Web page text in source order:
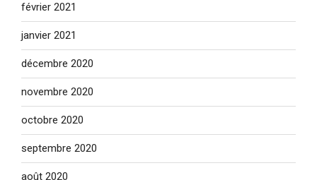
février 2021
janvier 2021
décembre 2020
novembre 2020
octobre 2020
septembre 2020
août 2020